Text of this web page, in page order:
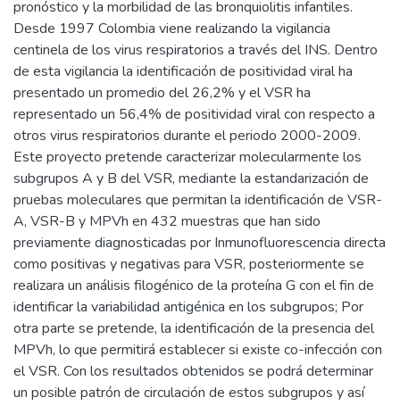
pronóstico y la morbilidad de las bronquiolitis infantiles.
Desde 1997 Colombia viene realizando la vigilancia
centinela de los virus respiratorios a través del INS. Dentro
de esta vigilancia la identificación de positividad viral ha
presentado un promedio del 26,2% y el VSR ha
representado un 56,4% de positividad viral con respecto a
otros virus respiratorios durante el periodo 2000-2009.
Este proyecto pretende caracterizar molecularmente los
subgrupos A y B del VSR, mediante la estandarización de
pruebas moleculares que permitan la identificación de VSR-
A, VSR-B y MPVh en 432 muestras que han sido
previamente diagnosticadas por Inmunofluorescencia directa
como positivas y negativas para VSR, posteriormente se
realizara un análisis filogénico de la proteína G con el fin de
identificar la variabilidad antigénica en los subgrupos; Por
otra parte se pretende, la identificación de la presencia del
MPVh, lo que permitirá establecer si existe co-infección con
el VSR. Con los resultados obtenidos se podrá determinar
un posible patrón de circulación de estos subgrupos y así